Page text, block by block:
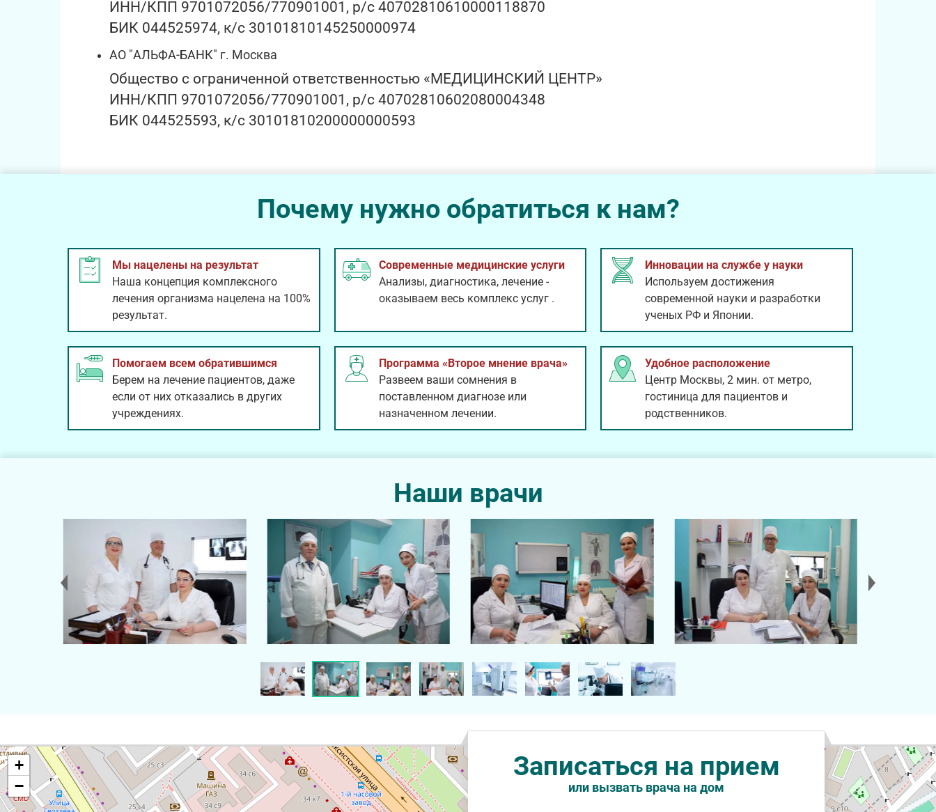
ИНН/КПП 9701072056/770901001, р/с 40702810610000118870
БИК 044525974, к/с 30101810145250000974
АО "АЛЬФА-БАНК" г. Москва
Общество с ограниченной ответственностью «МЕДИЦИНСКИЙ ЦЕНТР»
ИНН/КПП 9701072056/770901001, р/с 40702810602080004348
БИК 044525593, к/с 30101810200000000593
Почему нужно обратиться к нам?
Мы нацелены на результат
Наша концепция комплексного
лечения организма нацелена на 100%
результат.
Современные медицинские услуги
Анализы, диагностика, лечение -
оказываем весь комплекс услуг .
Инновации на службе у науки
Используем достижения
современной науки и разработки
ученых РФ и Японии.
Помогаем всем обратившимся
Берем на лечение пациентов, даже
если от них отказались в других
учреждениях.
Программа «Второе мнение врача»
Развеем ваши сомнения в
поставленном диагнозе или
назначенном лечении.
Удобное расположение
Центр Москвы, 2 мин. от метро,
гостиница для пациентов и
родственников.
Наши врачи
Записаться на прием
или вызвать врача на дом
+
−